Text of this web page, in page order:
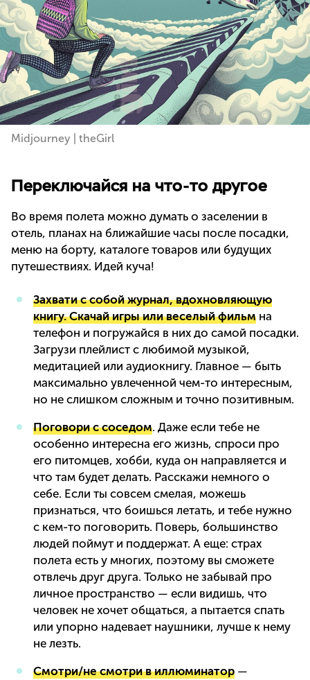
Midjourney | theGirl
Переключайся на что-то другое
Во время полета можно думать о заселении в
отель, планах на ближайшие часы после посадки,
меню на борту, каталоге товаров или будущих
путешествиях. Идей куча!
Захвати с собой журнал, вдохновляющую
книгу. Скачай игры или веселый фильм на
телефон и погружайся в них до самой посадки.
Загрузи плейлист с любимой музыкой,
медитацией или аудиокнигу. Главное — быть
максимально увлеченной чем-то интересным,
но не слишком сложным и точно позитивным.
Поговори с соседом. Даже если тебе не
особенно интересна его жизнь, спроси про
его питомцев, хобби, куда он направляется и
что там будет делать. Расскажи немного о
себе. Если ты совсем смелая, можешь
признаться, что боишься летать, и тебе нужно
с кем-то поговорить. Поверь, большинство
людей поймут и поддержат. А еще: страх
полета есть у многих, поэтому вы сможете
отвлечь друг друга. Только не забывай про
личное пространство — если видишь, что
человек не хочет общаться, а пытается спать
или упорно надевает наушники, лучше к нему
не лезть.
Смотри/не смотри в иллюминатор —